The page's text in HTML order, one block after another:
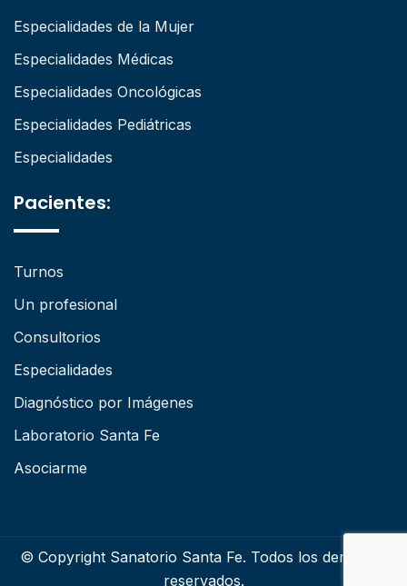
Especialidades de la Mujer
Especialidades Médicas
Especialidades Oncológicas
Especialidades Pediátricas
Especialidades
Pacientes:
Turnos
Un profesional
Consultorios
Especialidades
Diagnóstico por Imágenes
Laboratorio Santa Fe
Asociarme
© Copyright Sanatorio Santa Fe. Todos los derechos
reservados.